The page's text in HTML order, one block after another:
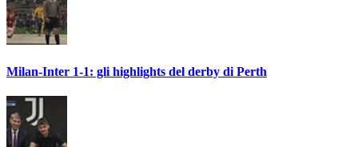
Milan-Inter 1-1: gli highlights del derby di Perth